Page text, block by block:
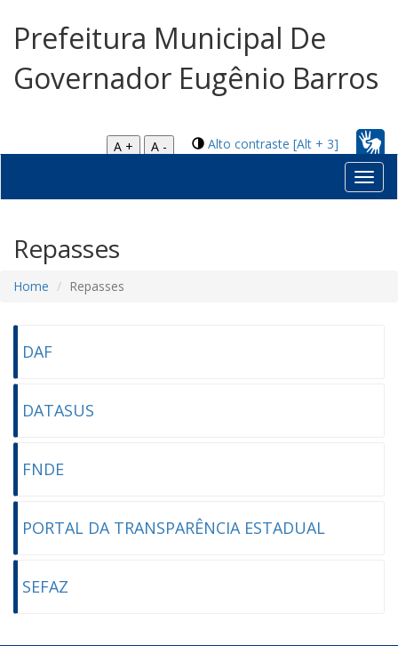
Prefeitura Municipal De
Governador Eugênio Barros
Alto contraste [Alt + 3]
A +
A -
Repasses
Home Repasses
DAF
DATASUS
FNDE
PORTAL DA TRANSPARÊNCIA ESTADUAL
SEFAZ